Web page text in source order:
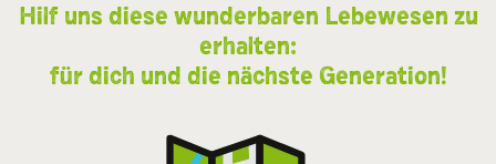
Hilf uns diese wunderbaren Lebewesen zu
erhalten:
für dich und die nächste Generation!